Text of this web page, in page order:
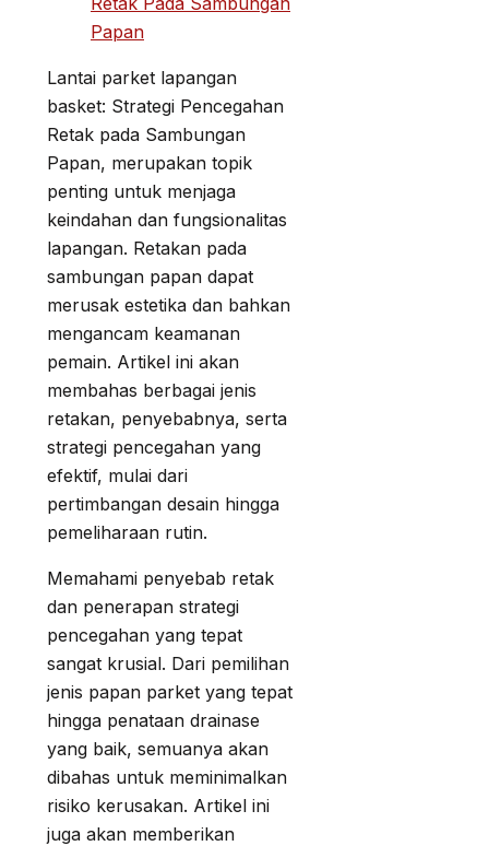
Papan
Lantai parket lapangan
basket: Strategi Pencegahan
Retak pada Sambungan
Papan, merupakan topik
penting untuk menjaga
keindahan dan fungsionalitas
lapangan. Retakan pada
sambungan papan dapat
merusak estetika dan bahkan
mengancam keamanan
pemain. Artikel ini akan
membahas berbagai jenis
retakan, penyebabnya, serta
strategi pencegahan yang
efektif, mulai dari
pertimbangan desain hingga
pemeliharaan rutin.
Memahami penyebab retak
dan penerapan strategi
pencegahan yang tepat
sangat krusial. Dari pemilihan
jenis papan parket yang tepat
hingga penataan drainase
yang baik, semuanya akan
dibahas untuk meminimalkan
risiko kerusakan. Artikel ini
juga akan memberikan